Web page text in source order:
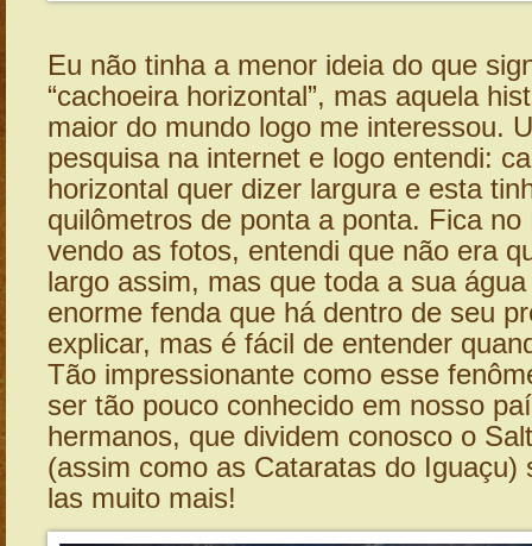
Eu não tinha a menor ideia do que
“cachoeira horizontal”, mas aquela
maior do mundo logo me interessou.
pesquisa na internet e logo entendi:
horizontal quer dizer largura e esta
quilômetros de ponta a ponta. Fica
vendo as fotos, entendi que não era
largo assim, mas que toda a sua
enorme fenda que há dentro de seu
explicar, mas é fácil de entender
Tão impressionante como esse
ser tão pouco conhecido em nosso
hermanos, que dividem conosco o
(assim como as Cataratas do Iguaçu)
las muito mais!